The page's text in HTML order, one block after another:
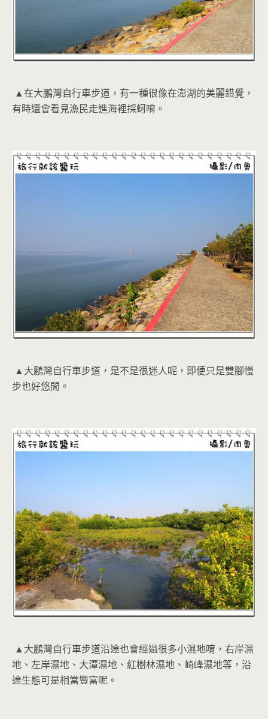
▲在大鵬灣自行車步道，有一種很像在澎湖的美麗錯覺，
有時還會看見漁民走進海裡採蚵唷。
▲大鵬灣自行車步道，是不是很迷人呢，即便只是雙腳慢
步也好悠閒。
▲大鵬灣自行車步道沿途也會經過很多小濕地唷，右岸濕
地、左岸濕地、大潭濕地、紅樹林濕地、崎峰濕地等，沿
途生態可是相當豐富呢。